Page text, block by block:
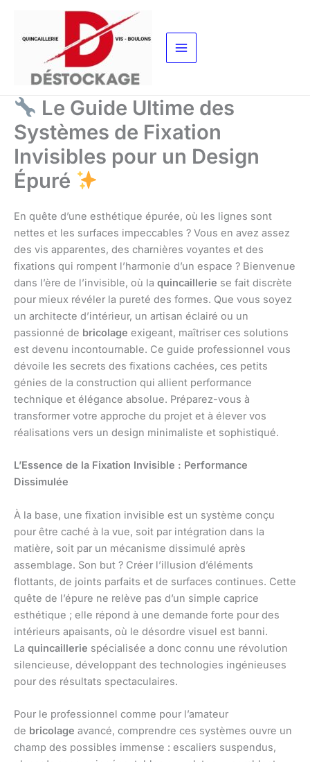
contenu
Le Guide Ultime des
Systèmes de Fixation
Invisibles pour un Design
Épuré
En quête d’une esthétique épurée, où les lignes sont
nettes et les surfaces impeccables ? Vous en avez assez
des vis apparentes, des charnières voyantes et des
fixations qui rompent l’harmonie d’un espace ? Bienvenue
dans l’ère de l’invisible, où la quincaillerie se fait discrète
pour mieux révéler la pureté des formes. Que vous soyez
un architecte d’intérieur, un artisan éclairé ou un
passionné de bricolage exigeant, maîtriser ces solutions
est devenu incontournable. Ce guide professionnel vous
dévoile les secrets des fixations cachées, ces petits
génies de la construction qui allient performance
technique et élégance absolue. Préparez-vous à
transformer votre approche du projet et à élever vos
réalisations vers un design minimaliste et sophistiqué.
L’Essence de la Fixation Invisible : Performance
Dissimulée
À la base, une fixation invisible est un système conçu
pour être caché à la vue, soit par intégration dans la
matière, soit par un mécanisme dissimulé après
assemblage. Son but ? Créer l’illusion d’éléments
flottants, de joints parfaits et de surfaces continues. Cette
quête de l’épure ne relève pas d’un simple caprice
esthétique ; elle répond à une demande forte pour des
intérieurs apaisants, où le désordre visuel est banni.
La quincaillerie spécialisée a donc connu une révolution
silencieuse, développant des technologies ingénieuses
pour des résultats spectaculaires.
Pour le professionnel comme pour l’amateur
de bricolage avancé, comprendre ces systèmes ouvre un
champ des possibles immense : escaliers suspendus,